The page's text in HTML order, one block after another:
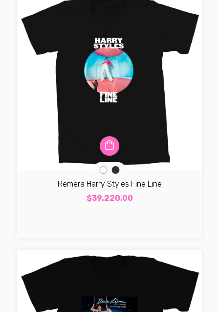
Remera Harry Styles Fine Line
$39.220,00